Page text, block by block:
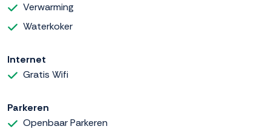
Verwarming
Waterkoker
Internet
Gratis Wifi
Parkeren
Openbaar Parkeren